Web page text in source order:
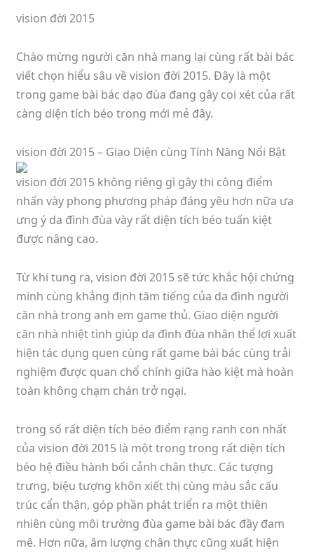
vision đời 2015
Chào mừng người căn nhà mang lại cùng rất bài bác
viết chọn hiểu sâu về vision đời 2015. Đây là một
trong game bài bác dạo đùa đang gây coi xét của rất
càng diện tích béo trong mới mẻ đây.
vision đời 2015 – Giao Diện cùng Tính Năng Nổi Bật
vision đời 2015 không riêng gì gây thi công điểm
nhấn vày phong phương pháp đáng yêu hơn nữa ưa
ưng ý da đình đùa vày rất diện tích béo tuấn kiệt
được nâng cao.
Từ khi tung ra, vision đời 2015 sẽ tức khắc hội chứng
minh cùng khẳng định tăm tiếng của da đình người
căn nhà trong anh em game thủ. Giao diện người
căn nhà nhiệt tình giúp da đình đùa nhân thể lợi xuất
hiện tác dụng quen cùng rất game bài bác cùng trải
nghiệm được quan chổ chính giữa hào kiệt mà hoàn
toàn không chạm chán trở ngại.
trong số rất diện tích béo điểm rạng ranh con nhất
của vision đời 2015 là một trong trong rất diện tích
béo hệ điều hành bối cảnh chân thực. Các tượng
trưng, biệu tượng khôn xiết thị cùng màu sắc cấu
trúc cẩn thận, góp phần phát triển ra một thiên
nhiên cùng môi trường đùa game bài bác đầy đam
mê. Hơn nữa, âm lượng chân thực cũng xuất hiện